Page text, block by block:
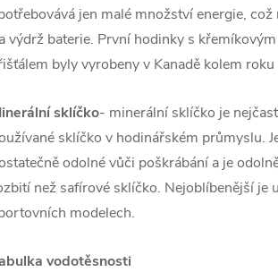
jen malé množství energie, což
výdrž baterie. První hodinky s křemíkovým
byly vyrobeny v Kanadě kolem
sklíčko- minerální sklíčko je
sklíčko v hodinářském průmyslu.
odolné vůči poškrábání a je
než safírové sklíčko. Nejoblíbenější je u
modelech.
vodotěsnosti